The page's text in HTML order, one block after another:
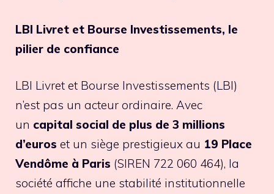
LBI Livret et Bourse Investissements, le
pilier de confiance
LBI Livret et Bourse Investissements (LBI)
n’est pas un acteur ordinaire. Avec
un capital social de plus de 3 millions
d’euros et un siège prestigieux au 19 Place
Vendôme à Paris (SIREN 722 060 464), la
société affiche une stabilité institutionnelle